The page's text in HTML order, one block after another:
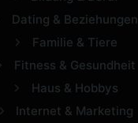
Dating & Beziehungen
Familie & Tiere
Fitness & Gesundheit
Haus & Hobbys
Internet & Marketing